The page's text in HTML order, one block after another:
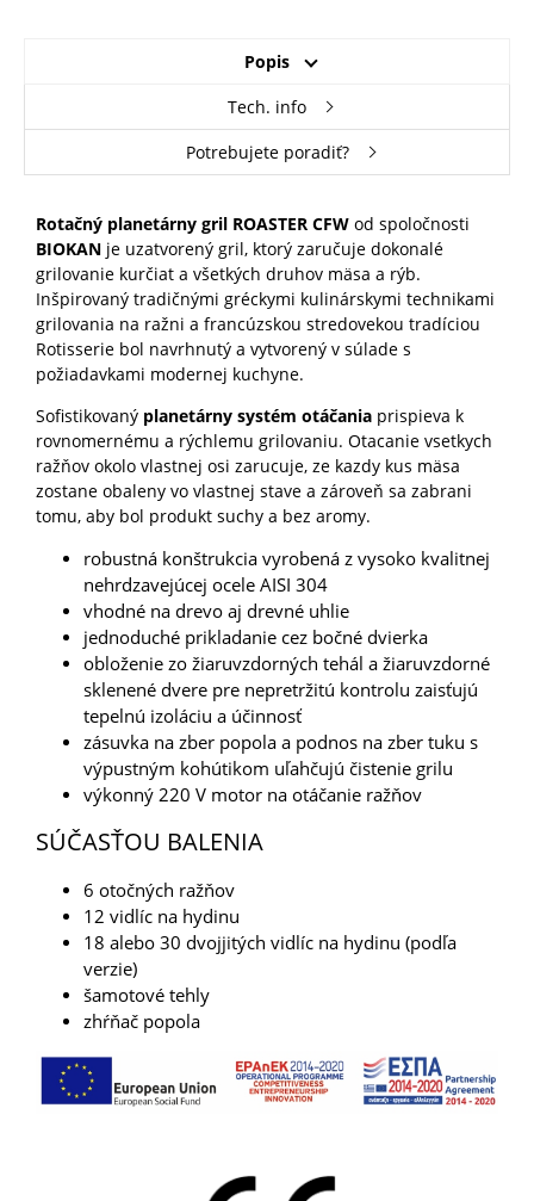
Popis
Tech. info
Potrebujete poradiť?
Rotačný planetárny gril ROASTER CFWod spoločnosti
BIOKAN je uzatvorený gril, ktorý zaručuje dokonalé
grilovanie kurčiat a všetkých druhov mäsa a rýb.
Inšpirovaný tradičnými gréckymi kulinárskymi technikami
grilovania na ražni a francúzskou stredovekou tradíciou
Rotisserie bol navrhnutý a vytvorený v súlade s
požiadavkami modernej kuchyne.
Sofistikovaný planetárny systém otáčaniaprispieva k
rovnomernému a rýchlemu grilovaniu. Otacanie vsetkych
ražňov okolo vlastnej osi zarucuje, ze kazdy kus mäsa
zostane obaleny vo vlastnej stave a zároveň sa zabrani
tomu, aby bol produkt suchy a bez aromy.
robustná konštrukcia vyrobená z vysoko kvalitnej
nehrdzavejúcej ocele AISI 304
vhodné na drevo aj drevné uhlie
jednoduché prikladanie cez bočné dvierka
obloženie zo žiaruvzdorných tehál a žiaruvzdorné
sklenené dvere pre nepretržitú kontrolu zaisťujú
tepelnú izoláciu a účinnosť
zásuvka na zber popola a podnos na zber tuku s
výpustným kohútikom uľahčujú čistenie grilu
výkonný 220 V motor na otáčanie ražňov
SÚČASŤOU BALENIA
6 otočných ražňov
12 vidlíc na hydinu
18 alebo 30 dvojjitých vidlíc na hydinu (podľa
verzie)
šamotové tehly
zhŕňač popola